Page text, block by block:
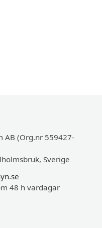
AB (Org.nr 559427-
Sverige
48 h vardagar